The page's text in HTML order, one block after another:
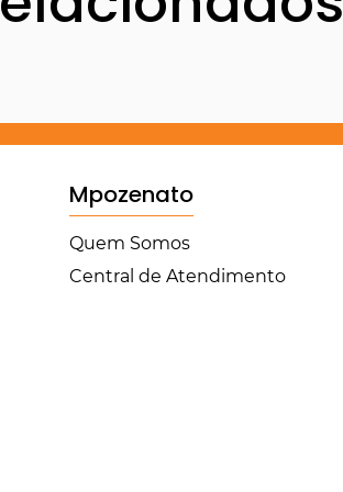
Mpozenato
Quem Somos
Central de Atendimento